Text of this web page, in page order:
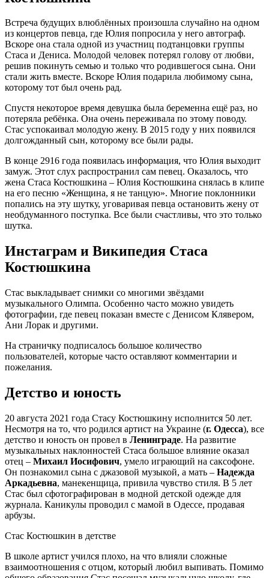
Встреча будущих влюблённых произошла случайно на одном
из концертов певца, где Юлия попросила у него автограф.
Вскоре она стала одной из участниц подтанцовки группы
Стаса и Дениса. Молодой человек потерял голову от любви,
решив покинуть семью и только что родившегося сына. Они
стали жить вместе. Вскоре Юлия подарила любимому сына,
которому тот был очень рад.
Спустя некоторое время девушка была беременна ещё раз, но
потеряла ребёнка. Она очень переживала по этому поводу.
Стас успокаивал молодую жену. В 2015 году у них появился
долгожданный сын, которому все были рады.
В конце 2916 года появилась информация, что Юлия выходит
замуж. Этот слух распространил сам певец. Оказалось, что
жена Стаса Костюшкина – Юлия Костюшкина снялась в клипе
на его песню «Женщина, я не танцую». Многие поклонники
попались на эту шутку, уговаривая певца остановить жену от
необдуманного поступка. Все были счастливы, что это только
шутка.
Инстаграм и Википедия Стаса
Костюшкина
Стас выкладывает снимки со многими звёздами
музыкального Олимпа. Особенно часто можно увидеть
фотографии, где певец показан вместе с Денисом Клявером,
Ани Лорак и другими.
На страничку подписалось большое количество
пользователей, которые часто оставляют комментарии и
пожелания.
Детство и юность
20 августа 2021 года Стасу Костюшкину исполнится 50 лет.
Несмотря на то, что родился артист на Украине (г. Одесса), все
детство и юность он провел в Ленинграде. На развитие
музыкальных наклонностей Стаса большое влияние оказал
отец – Михаил Иосифович, умело играющий на саксофоне.
Он познакомил сына с джазовой музыкой, а мать – Надежда
Аркадьевна, манекенщица, привила чувство стиля. В 5 лет
Стас был сфотографирован в модной детской одежде для
журнала. Каникулы проводил с мамой в Одессе, продавая
арбузы.
Стас Костюшкин в детстве
В школе артист учился плохо, на что влияли сложные
взаимоотношения с отцом, который любил выпивать. Помимо